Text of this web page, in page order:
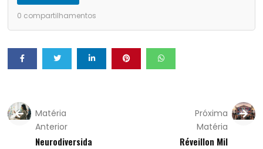
0 compartilhamentos
Matéria
Anterior
Neurodiversida
Próxima
Matéria
Réveillon Mil